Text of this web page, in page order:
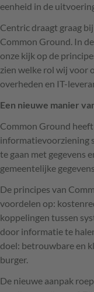
eenheid in de
Centric draagt graag
Common Ground. In
onze kijk op de
zien welke rol wij voor
overheden en IT-
Een nieuwe manier
Common Ground
informatievoorziening
te gaan met gegevens
gemeentelijke
De principes van
voordelen op:
koppelingen tussen
door informatie te
doel: betrouwbare en
burger.
De nieuwe aanpak